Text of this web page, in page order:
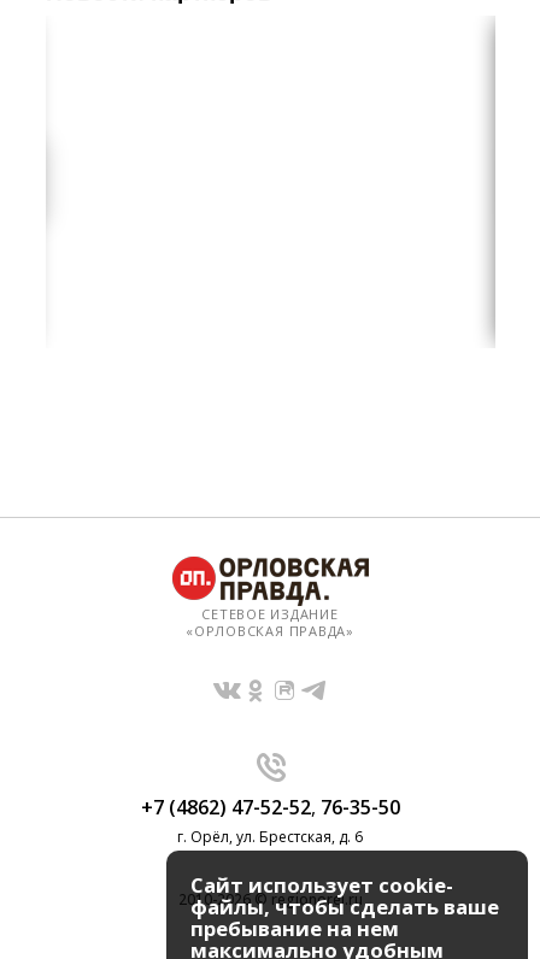
СЕТЕВОЕ ИЗДАНИЕ
«ОРЛОВСКАЯ ПРАВДА»
+7 (4862) 47-52-52, 76-35-50
г. Орёл, ул. Брестская, д. 6
2010-2026 © regionorel.ru
Сайт использует cookie-
файлы, чтобы сделать ваше
пребывание на нем
максимально удобным